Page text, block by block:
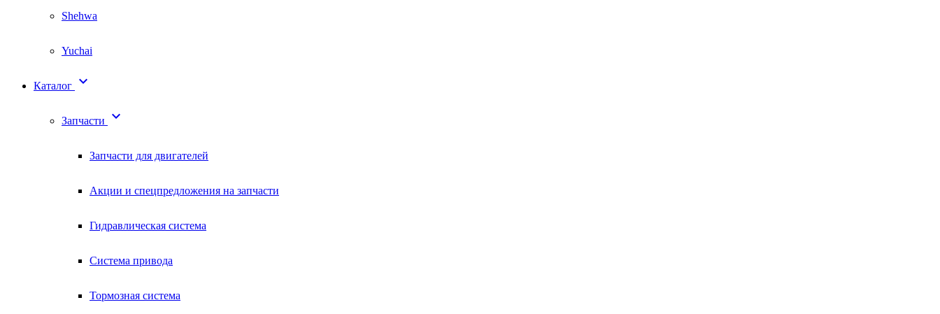
Shehwa
Yuchai
Каталог 
Запчасти 
Запчасти для двигателей
Акции и спецпредложения на запчасти
Гидравлическая система
Система привода
Тормозная система